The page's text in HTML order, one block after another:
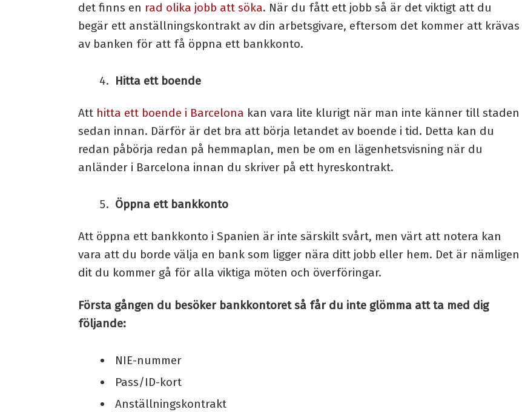
det finns en rad olika jobb att söka. När du fått ett jobb så är det viktigt att du
begär ett anställningskontrakt av din arbetsgivare, eftersom det kommer att krävas
av banken för att få öppna ett bankkonto.
Hitta ett boende
Att hitta ett boende i Barcelona kan vara lite klurigt när man inte känner till staden
sedan innan. Därför är det bra att börja letandet av boende i tid. Detta kan du
redan påbörja redan på hemmaplan, men be om en lägenhetsvisning när du
anländer i Barcelona innan du skriver på ett hyreskontrakt.
Öppna ett bankkonto
Att öppna ett bankkonto i Spanien är inte särskilt svårt, men värt att notera kan
vara att du borde välja en bank som ligger nära ditt jobb eller hem. Det är nämligen
dit du kommer gå för alla viktiga möten och överföringar.
Första gången du besöker bankkontoret så får du inte glömma att ta med dig
följande:
NIE-nummer
Pass/ID-kort
Anställningskontrakt